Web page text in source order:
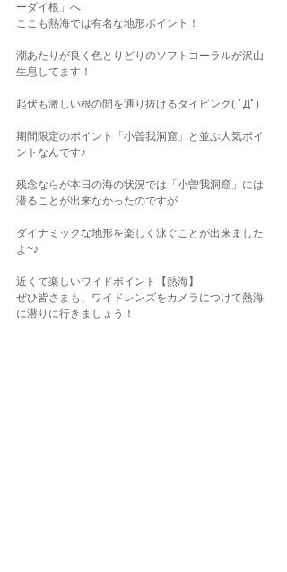
ーダイ根」へ
ここも熱海では有名な地形ポイント！
潮あたりが良く色とりどりのソフトコーラルが沢山
生息してます！
起伏も激しい根の間を通り抜けるダイビング( ﾟДﾟ)
期間限定のポイント「小曽我洞窟」と並ぶ人気ポイ
ントなんです♪
残念ならが本日の海の状況では「小曽我洞窟」には
潜ることが出来なかったのですが
ダイナミックな地形を楽しく泳ぐことが出来ました
よ~♪
近くて楽しいワイドポイント【熱海】
ぜひ皆さまも、ワイドレンズをカメラにつけて熱海
に潜りに行きましょう！